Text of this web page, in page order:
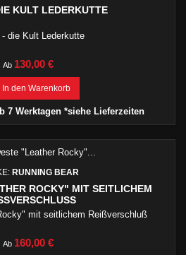
KULT LEDERKUTTE
- die Kult Lederkutte
Ab Preis
130,00 €
In den Warenkorb
7 Werktagen *siehe Lieferzeiten
RUNNING BEAR
ROCKY" MIT SEITLICHEM
mit seitlichem Reißverschluß
Ab Preis
160,00 €